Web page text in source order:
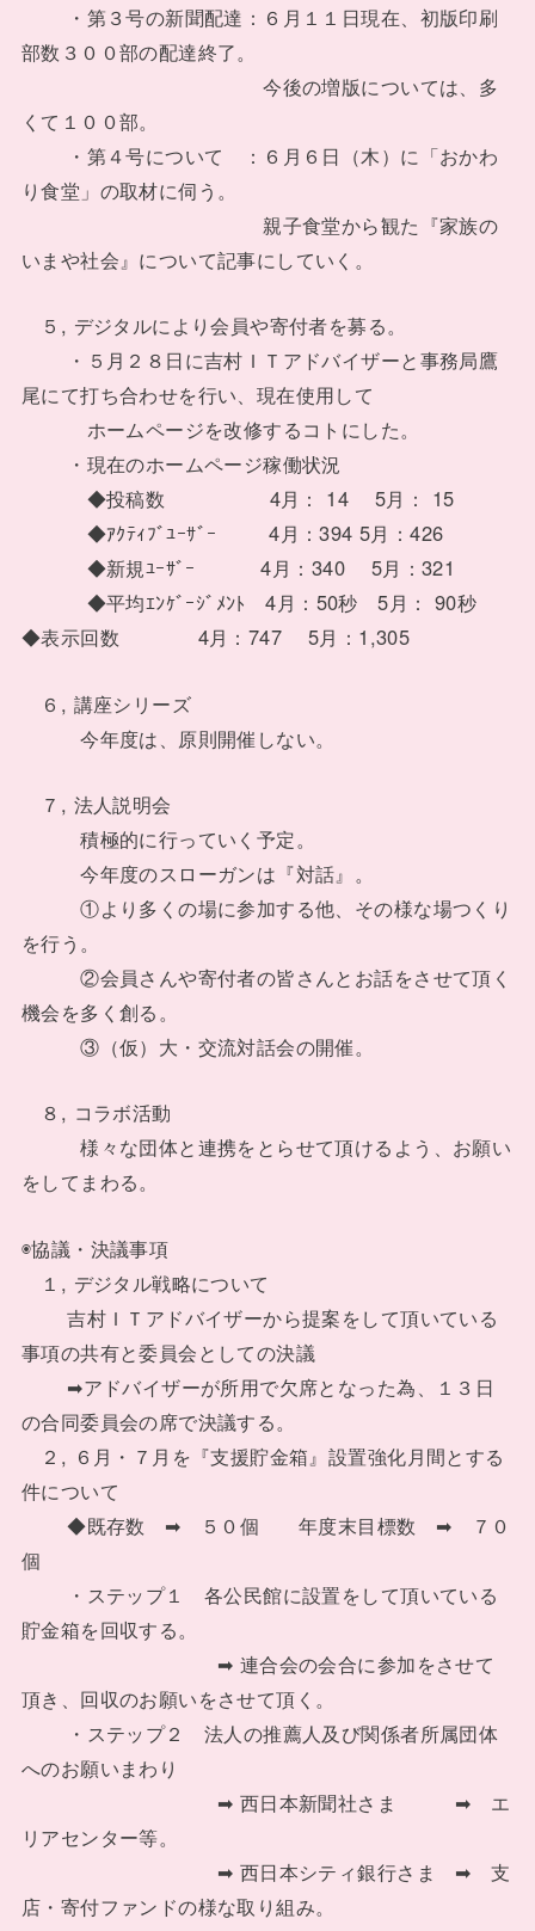
・第３号の新聞配達：６月１１日現在、初版印刷
部数３００部の配達終了。
今後の増版については、多
くて１００部。
・第４号について ：６月６日（木）に「おかわ
り食堂」の取材に伺う。
親子食堂から観た『家族の
いまや社会』について記事にしていく。
５, デジタルにより会員や寄付者を募る。
・５月２８日に吉村ＩＴアドバイザーと事務局鷹
尾にて打ち合わせを行い、現在使用して
ホームページを改修するコトにした。
・現在のホームページ稼働状況
◆投稿数 4月： 14 5月： 15
◆ｱｸﾃｨﾌﾞﾕｰｻﾞｰ 4月：394 5月：426
◆新規ﾕｰｻﾞｰ 4月：340 5月：321
◆平均ｴﾝｹﾞｰｼﾞﾒﾝﾄ 4月：50秒 5月： 90秒
◆表示回数 4月：747 5月：1,305
６, 講座シリーズ
今年度は、原則開催しない。
７, 法人説明会
積極的に行っていく予定。
今年度のスローガンは『対話』。
①より多くの場に参加する他、その様な場つくり
を行う。
②会員さんや寄付者の皆さんとお話をさせて頂く
機会を多く創る。
③（仮）大・交流対話会の開催。
８, コラボ活動
様々な団体と連携をとらせて頂けるよう、お願い
をしてまわる。
◉協議・決議事項
１, デジタル戦略について
吉村ＩＴアドバイザーから提案をして頂いている
事項の共有と委員会としての決議
➡アドバイザーが所用で欠席となった為、１３日
の合同委員会の席で決議する。
２, ６月・７月を『支援貯金箱』設置強化月間とする
件について
◆既存数 ➡ ５０個 年度末目標数 ➡ ７０
個
・ステップ１ 各公民館に設置をして頂いている
貯金箱を回収する。
➡ 連合会の会合に参加をさせて
頂き、回収のお願いをさせて頂く。
・ステップ２ 法人の推薦人及び関係者所属団体
へのお願いまわり
➡ 西日本新聞社さま ➡ エ
リアセンター等。
➡ 西日本シティ銀行さま ➡ 支
店・寄付ファンドの様な取り組み。